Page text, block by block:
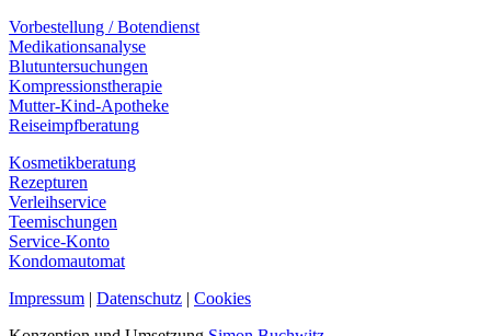
Vorbestellung / Botendienst
Medikationsanalyse
Blutuntersuchungen
Kompressionstherapie
Mutter-Kind-Apotheke
Reiseimpfberatung
Kosmetikberatung
Rezepturen
Verleihservice
Teemischungen
Service-Konto
Kondomautomat
Impressum | Datenschutz | Cookies